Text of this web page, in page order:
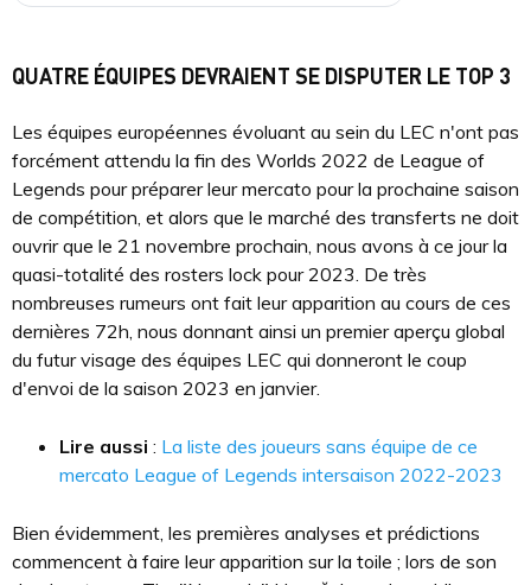
QUATRE ÉQUIPES DEVRAIENT SE DISPUTER LE TOP 3
Les équipes européennes évoluant au sein du LEC n'ont pas
forcément attendu la fin des Worlds 2022 de League of
Legends pour préparer leur mercato pour la prochaine saison
de compétition, et alors que le marché des transferts ne doit
ouvrir que le 21 novembre prochain, nous avons à ce jour la
quasi-totalité des rosters lock pour 2023. De très
nombreuses rumeurs ont fait leur apparition au cours de ces
dernières 72h, nous donnant ainsi un premier aperçu global
du futur visage des équipes LEC qui donneront le coup
d'envoi de la saison 2023 en janvier.
Lire aussi : La liste des joueurs sans équipe de ce
mercato League of Legends intersaison 2022-2023
Bien évidemment, les premières analyses et prédictions
commencent à faire leur apparition sur la toile ; lors de son